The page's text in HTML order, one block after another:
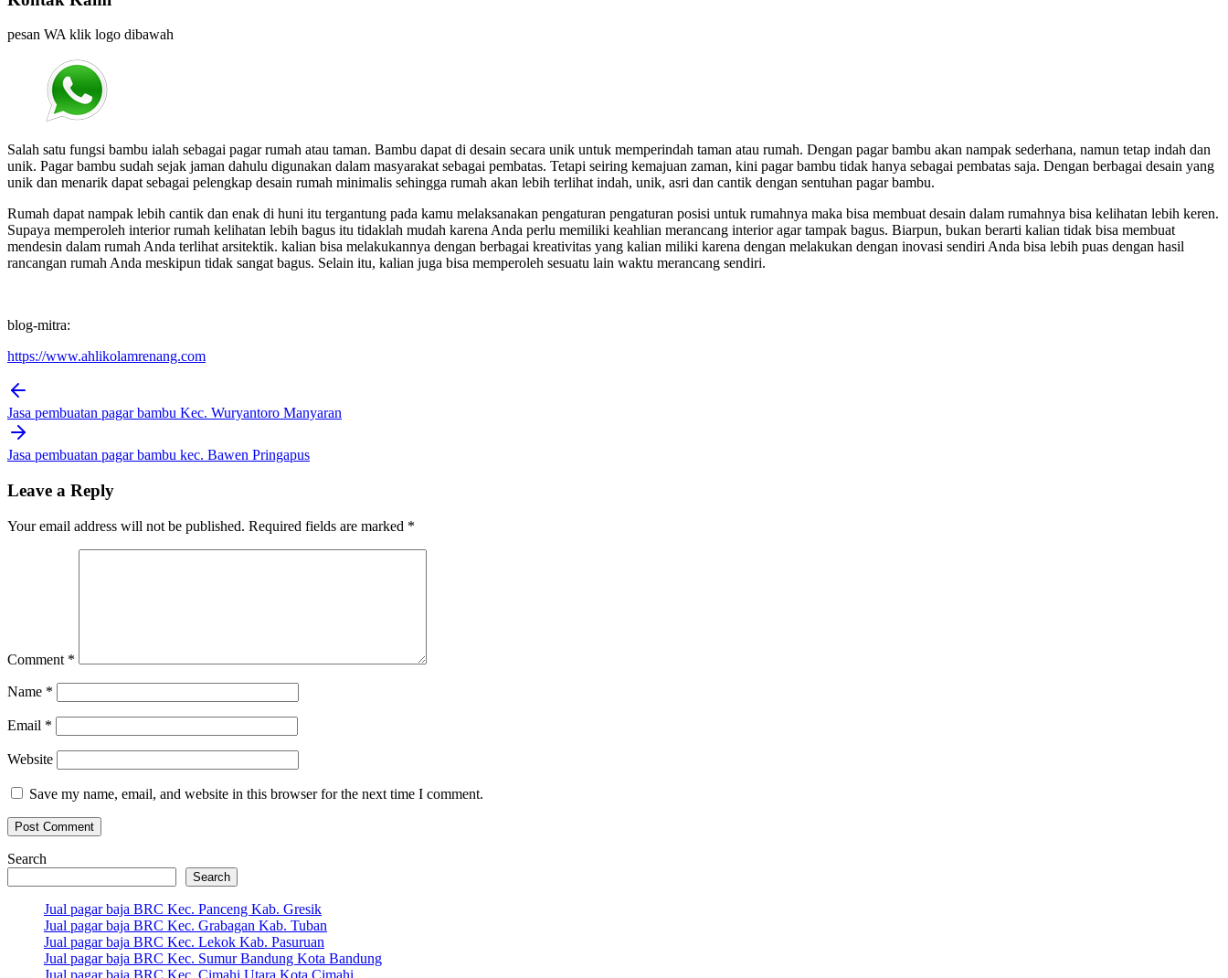
pesan WA klik logo dibawah
Salah satu fungsi bambu ialah sebagai pagar rumah atau taman. Bambu dapat di desain secara unik untuk memperindah taman atau rumah. Dengan pagar bambu akan nampak sederhana, namun tetap indah dan
unik. Pagar bambu sudah sejak jaman dahulu digunakan dalam masyarakat sebagai pembatas. Tetapi seiring kemajuan zaman, kini pagar bambu tidak hanya sebagai pembatas saja. Dengan berbagai desain yang
unik dan menarik dapat sebagai pelengkap desain rumah minimalis sehingga rumah akan lebih terlihat indah, unik, asri dan cantik dengan sentuhan pagar bambu.
Rumah dapat nampak lebih cantik dan enak di huni itu tergantung pada kamu melaksanakan pengaturan pengaturan posisi untuk rumahnya maka bisa membuat desain dalam rumahnya bisa kelihatan lebih keren.
Supaya memperoleh interior rumah kelihatan lebih bagus itu tidaklah mudah karena Anda perlu memiliki keahlian merancang interior agar tampak bagus. Biarpun, bukan berarti kalian tidak bisa membuat
mendesin dalam rumah Anda terlihat arsitektik. kalian bisa melakukannya dengan berbagai kreativitas yang kalian miliki karena dengan melakukan dengan inovasi sendiri Anda bisa lebih puas dengan hasil
rancangan rumah Anda meskipun tidak sangat bagus. Selain itu, kalian juga bisa memperoleh sesuatu lain waktu merancang sendiri.
blog-mitra:
https://www.ahlikolamrenang.com
Post
navigation
Jasa pembuatan pagar bambu Kec. Wuryantoro Manyaran
Jasa pembuatan pagar bambu kec. Bawen Pringapus
Leave a Reply
Your email address will not be published. Required fields are marked *
Comment *
Name *
Email *
Website
Save my name, email, and website in this browser for the next time I comment.
Search
Search
Jual pagar baja BRC Kec. Panceng Kab. Gresik
Jual pagar baja BRC Kec. Grabagan Kab. Tuban
Jual pagar baja BRC Kec. Lekok Kab. Pasuruan
Jual pagar baja BRC Kec. Sumur Bandung Kota Bandung
Jual pagar baja BRC Kec. Cimahi Utara Kota Cimahi